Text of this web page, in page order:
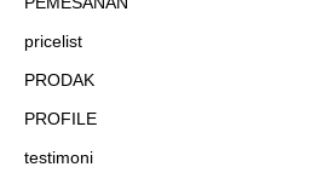
pricelist
PRODAK
PROFILE
testimoni